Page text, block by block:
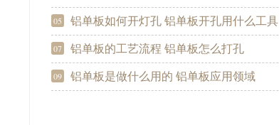
05 铝单板如何开灯孔 铝单板开孔用什么工具
07 铝单板的工艺流程 铝单板怎么打孔
09 铝单板是做什么用的 铝单板应用领域